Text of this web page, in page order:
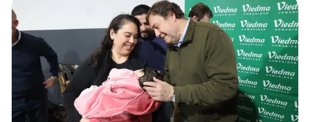
Docentes y Capacitadores
Delegaciones
Normativa